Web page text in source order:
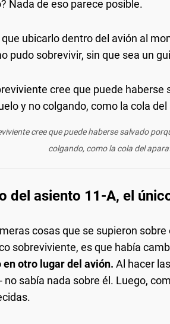
Nada de eso parece posible.
ubicarlo dentro del avión al
pudo sobrevivir, sin que sea un
cree que puede haberse salvado
colgando, como la cola del
del asiento 11-A, el
cosas que se supieron
sobreviviente, es que había
en otro lugar del avión. Al hacer
no sabía nada sobre él. Luego,